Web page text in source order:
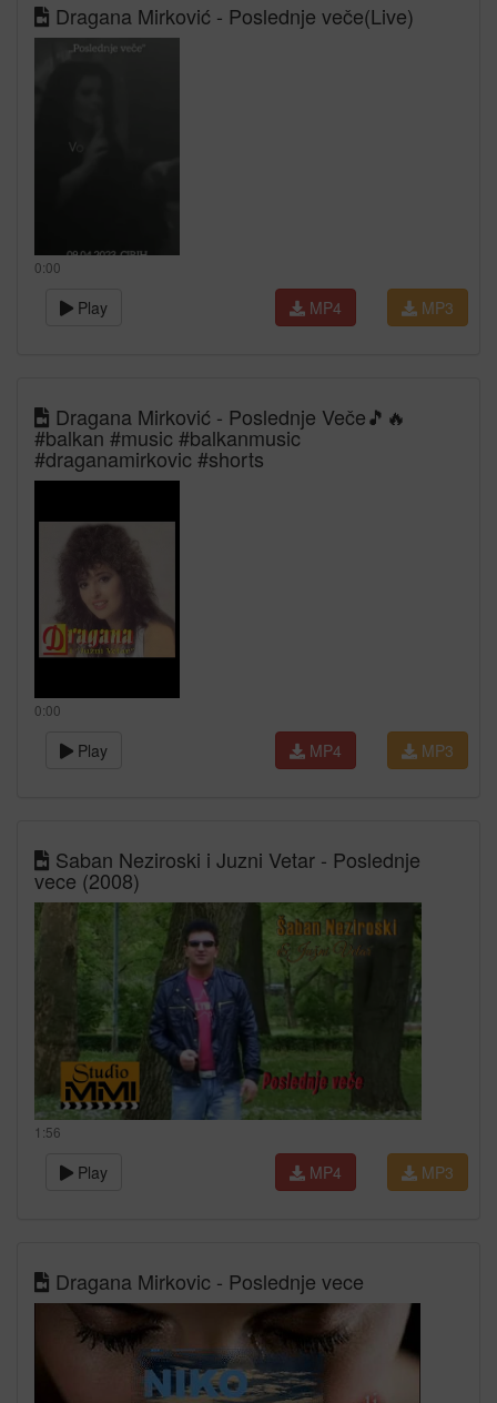
Dragana Mirković - Poslednje veče(Live)
0:00
Play MP3
MP4
Dragana Mirković - Poslednje Veče🎵🔥
#balkan #music #balkanmusic
#draganamirkovic #shorts
0:00
Play MP3
MP4
Saban Neziroski i Juzni Vetar - Poslednje
vece (2008)
1:56
Play MP3
MP4
Dragana Mirkovic - Poslednje vece